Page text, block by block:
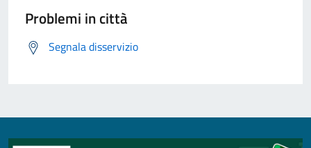
Problemi in città
Segnala disservizio